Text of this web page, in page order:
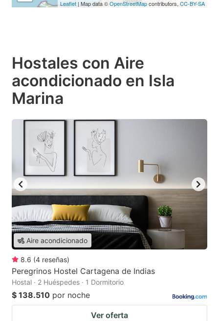
Leaflet | Map data ©OpenStreetMapcontributors, CC-BY-SA
Hostales con Aire
acondicionado en Isla
Marina
Aire acondicionado
8.6 (4 reseñas)
Peregrinos Hostel Cartagena de Indias
Hostal · 2 Huéspedes · 1 Dormitorio
$ 138.510 por noche
Ver oferta